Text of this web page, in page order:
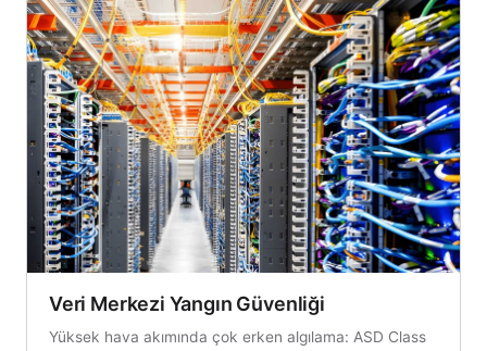
Veri Merkezi Yangın Güvenliği
Yüksek hava akımında çok erken algılama: ASD Class